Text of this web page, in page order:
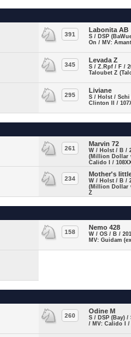
391
Labonita AB
S / DSP
On / MV:
345
Levada Z
S / Z.Rpf / F /
Taloubet Z
295
Liviane
S / Holst / Schi
Clinton II /
261
Marvin 72
W / Holst / B /
(Million Dollar
Calido I /
234
Mother's
W / Holst / B /
(Million Dollar
Z
158
Nemo 428
W / OS / B /
MV: Guidam
260
Odine M
S / DSP (Bay)
/ MV: Calido I /